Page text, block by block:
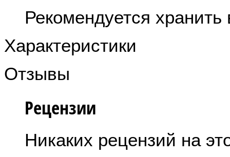
Рекомендуется
Характеристики
Отзывы
Рецензии
Никаких рецензий на